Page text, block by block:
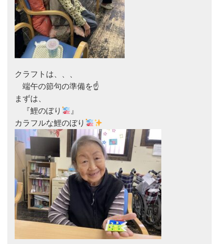
クラフトは、、、
端午の節句の準備を☝
まずは、
『鯉のぼり
』
カラフルな鯉のぼり